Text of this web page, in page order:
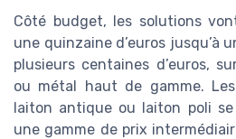
Côté budget, les solutions
une quinzaine d’euros jusqu’à
plusieurs centaines d’euros,
ou métal haut de gamme.
laiton antique ou laiton poli
une gamme de prix